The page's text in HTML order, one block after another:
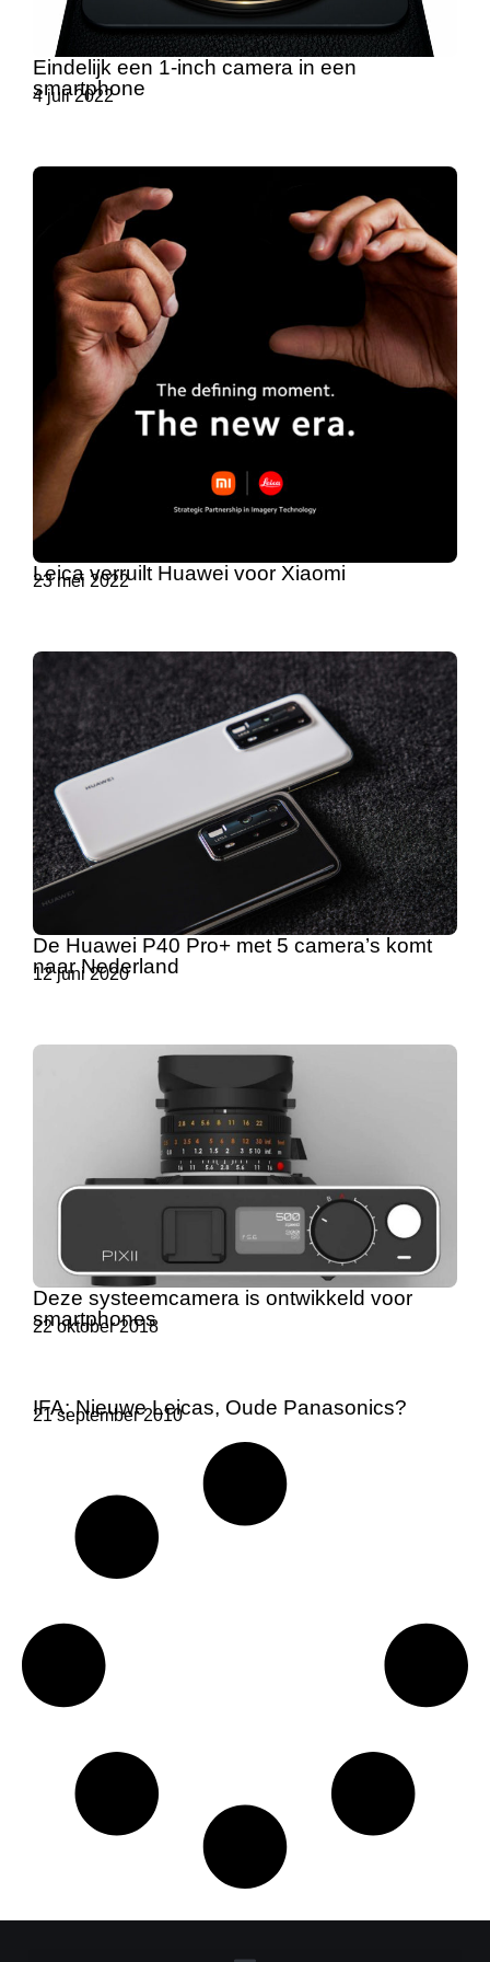
Eindelijk een 1-inch camera in een
smartphone
4 juli 2022
Leica verruilt Huawei voor Xiaomi
23 mei 2022
De Huawei P40 Pro+ met 5 camera’s komt
naar Nederland
12 juni 2020
Deze systeemcamera is ontwikkeld voor
smartphones
22 oktober 2018
IFA: Nieuwe Leicas, Oude Panasonics?
21 september 2010